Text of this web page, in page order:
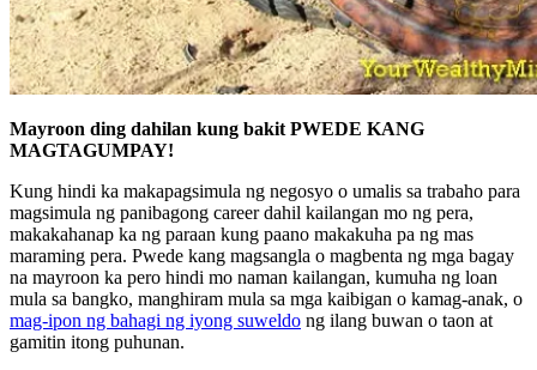
Mayroon ding dahilan kung bakit PWEDE KANG
MAGTAGUMPAY!
Kung hindi ka makapagsimula ng negosyo o umalis sa trabaho para
magsimula ng panibagong career dahil kailangan mo ng pera,
makakahanap ka ng paraan kung paano makakuha pa ng mas
maraming pera. Pwede kang magsangla o magbenta ng mga bagay
na mayroon ka pero hindi mo naman kailangan, kumuha ng loan
mula sa bangko, manghiram mula sa mga kaibigan o kamag-anak, o
mag-ipon ng bahagi ng iyong suweldo ng ilang buwan o taon at
gamitin itong puhunan.